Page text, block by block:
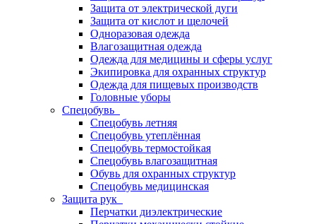
Защита от электрической дуги
Защита от кислот и щелочей
Одноразовая одежда
Влагозащитная одежда
Одежда для медицины и сферы услуг
Экипировка для охранных структур
Одежда для пищевых производств
Головные уборы
Спецобувь
Спецобувь летняя
Спецобувь утеплённая
Спецобувь термостойкая
Спецобувь влагозащитная
Обувь для охранных структур
Спецобувь медицинская
Защита рук
Перчатки диэлектрические